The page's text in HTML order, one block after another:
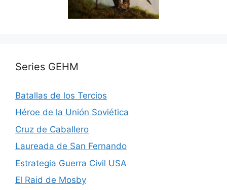
Series GEHM
Batallas de los Tercios
Héroe de la Unión Soviética
Cruz de Caballero
Laureada de San Fernando
Estrategia Guerra Civil USA
El Raid de Mosby